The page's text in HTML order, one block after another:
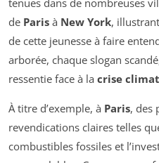
tenues dans de nombreuses
de Paris à New York,
de cette jeunesse à faire
arborée, chaque slogan
ressentie face à la crise
À titre d’exemple, à Paris, des
revendications claires telles
combustibles fossiles et